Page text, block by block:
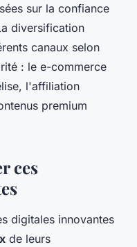
sur la confiance
diversification
canaux selon
: le e-commerce
l'affiliation
premium
ces
digitales innovantes
de leurs